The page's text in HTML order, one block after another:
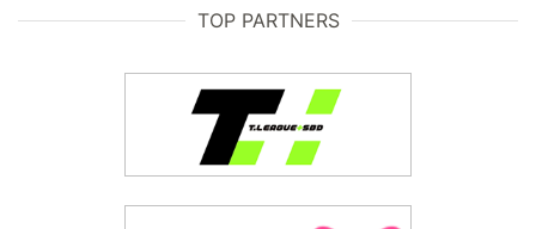
TOP PARTNERS